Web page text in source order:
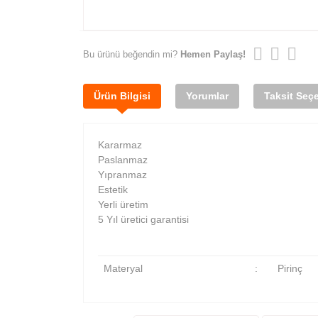
Bu ürünü beğendin mi? Hemen Paylaş!
Ürün Bilgisi Yorumlar Taksit
Kararmaz
Paslanmaz
Yıpranmaz
Estetik
Yerli üretim
5 Yıl üretici garantisi
Materyal : Pirinç